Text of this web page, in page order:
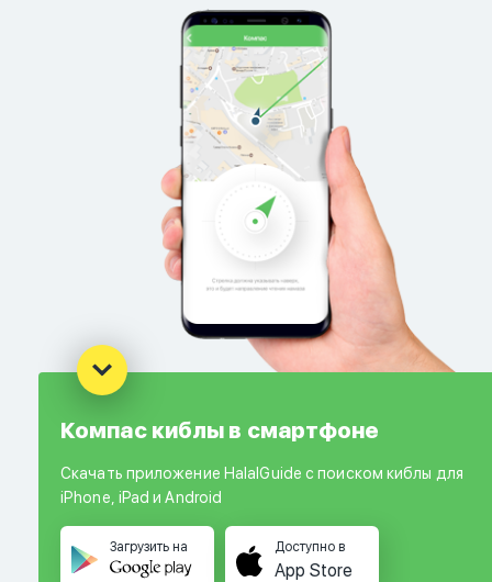
Компас киблы в смартфоне
Скачать приложение HalalGuide с поиском киблы для
iPhone, iPad и Android
Загрузить на Доступно в
App Store